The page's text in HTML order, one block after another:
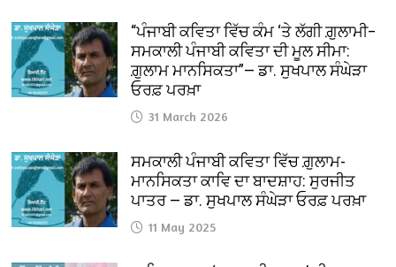
“ਪੰਜਾਬੀ ਕਵਿਤਾ ਵਿੱਚ ਕੰਮ ‘ਤੇ ਲੱਗੀ ਗ਼ੁਲਾਮੀ–
ਸਮਕਾਲੀ ਪੰਜਾਬੀ ਕਵਿਤਾ ਦੀ ਮੂਲ ਸੀਮਾ:
ਗ਼ੁਲਾਮ ਮਾਨਸਿਕਤਾ”— ਡਾ. ਸੁਖਪਾਲ ਸੰਘੇੜਾ
ਓਰਫ਼ ਪਰਖ਼ਾ
31 March 2026
ਸਮਕਾਲੀ ਪੰਜਾਬੀ ਕਵਿਤਾ ਵਿੱਚ ਗ਼ੁਲਾਮ-
ਮਾਨਸਿਕਤਾ ਕਾਵਿ ਦਾ ਬਾਦਸ਼ਾਹ: ਸੁਰਜੀਤ
ਪਾਤਰ — ਡਾ. ਸੁਖਪਾਲ ਸੰਘੇੜਾ ਓਰਫ਼ ਪਰਖ਼ਾ
11 May 2025